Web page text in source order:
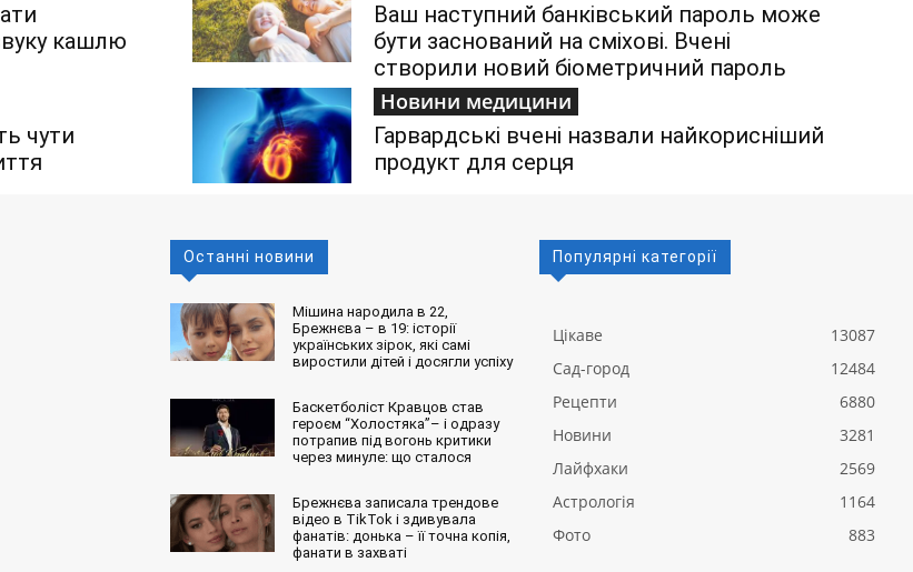
кашлю
Ваш наступний банківський пароль може
бути заснований на сміхові. Вчені
створили новий біометричний пароль
чути
Новини медицини
Гарвардські вчені назвали найкорисніший
продукт для серця
Останні новини
Мішина народила в 22,
Брежнєва – в 19: історії
українських зірок, які самі
виростили дітей і досягли успіху
Баскетболіст Кравцов став
героєм “Холостяка”– і одразу
потрапив під вогонь критики
через минуле: що сталося
Брежнєва записала трендове
відео в TikTok і здивувала
фанатів: донька – її точна копія,
фанати в захваті
Популярні категорії
Цікаве
13087
Сад-город
12484
Рецепти
6880
Новини
3281
Лайфхаки
2569
Астрологія
1164
Фото
883